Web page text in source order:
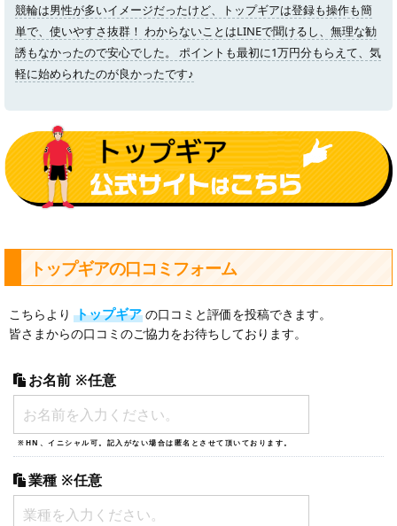
競輪は男性が多いイメージだったけど、トップギアは登録も操作も簡
単で、使いやすさ抜群！ わからないことはLINEで聞けるし、無理な勧
誘もなかったので安心でした。 ポイントも最初に1万円分もらえて、気
軽に始められたのが良かったです♪
トップギアの口コミフォーム
こちらより トップギア の口コミと評価を投稿できます。
皆さまからの口コミのご協力をお待ちしております。
お名前 ※任意
※HN、イニシャル可。記入がない場合は匿名とさせて頂いております。
業種 ※任意